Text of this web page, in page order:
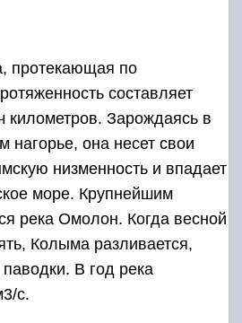
протекающая по
составляет
километров. Зарождаясь в
нагорье, она несет свои
низменность и впадает
море. Крупнейшим
река Омолон. Когда весной
Колыма разливается,
В год река
с.